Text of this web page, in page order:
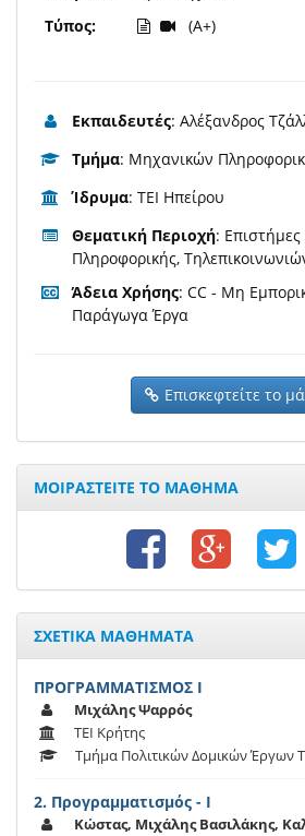
Τύπος:
(A+)
Εκπαιδευτές: Αλέξανδρος
Τμήμα: Μηχανικών
Ίδρυμα: ΤΕΙ Ηπείρου
Θεματική Περιοχή:
Πληροφορικής,
Άδεια Χρήσης: CC - Μη
Παράγωγα Έργα
Επισκεφτείτε το
ΜΟΙΡΑΣΤΕΙΤΕ ΤΟ ΜΑΘΗΜΑ
ΣΧΕΤΙΚΑ ΜΑΘΗΜΑΤΑ
ΠΡΟΓΡΑΜΜΑΤΙΣΜΟΣ Ι
Μιχάλης Ψαρρός
ΤΕΙ Κρήτης
Τμήμα Πολιτικών Δομικών Έργων
2. Προγραμματισμός - Ι
Κώστας, Μιχάλης Βασιλάκης,